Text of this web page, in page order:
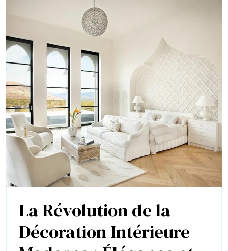
La Révolution de la
Décoration Intérieure